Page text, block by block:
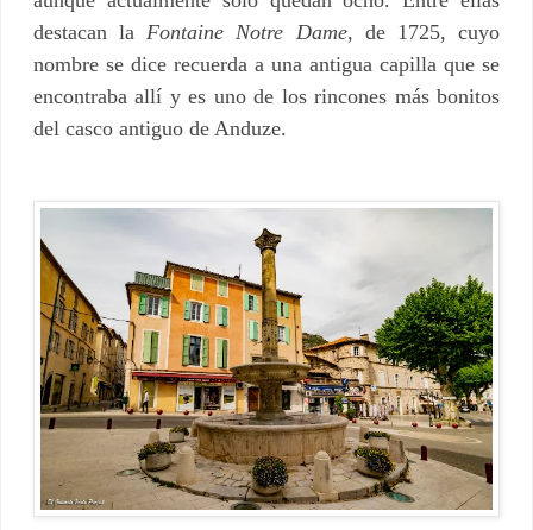
destacan laFontaine Notre Dame, de 1725, cuyo
nombre se dice recuerda a una antigua capilla que se
encontraba allí y es uno de los rincones más bonitos
del casco antiguo de Anduze.